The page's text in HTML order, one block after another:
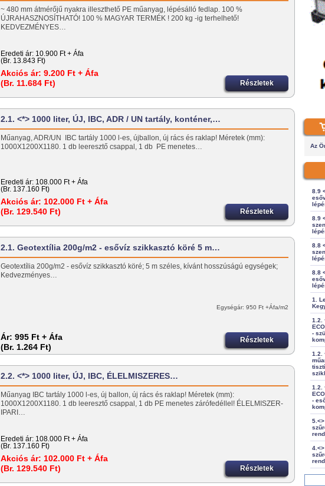
~ 480 mm átmérőjű nyakra illeszthető PE műanyag, lépésálló fedlap. 100 %
ÚJRAHASZNOSÍTHATÓ! 100 % MAGYAR TERMÉK ! 200 kg -ig terhelhető!
KEDVEZMÉNYES…
Eredeti ár: 10.900 Ft + Áfa
(Br. 13.843 Ft)
Akciós ár: 9.200 Ft + Áfa
(Br. 11.684 Ft)
Részletek
2.1. <*> 1000 liter, ÚJ, IBC, ADR / UN tartály, konténer,…
Műanyag, ADR/UN IBC tartály 1000 l-es, újballon, új rács és raklap! Méretek (mm):
1000X1200X1180. 1 db leeresztő csappal, 1 db PE menetes…
Eredeti ár: 108.000 Ft + Áfa
(Br. 137.160 Ft)
Akciós ár: 102.000 Ft + Áfa
(Br. 129.540 Ft)
Részletek
2.1. Geotextília 200g/m2 - esővíz szikkasztó köré 5 m…
Geotextília 200g/m2 - esővíz szikkasztó köré; 5 m széles, kívánt hosszúságú egységek;
Kedvezményes…
Ár: 995 Ft + Áfa
(Br. 1.264 Ft)
Egységár: 950 Ft +Áfa/m2
Részletek
2.2. <*> 1000 liter, ÚJ, IBC, ÉLELMISZERES…
Műanyag IBC tartály 1000 l-es, új ballon, új rács és raklap! Méretek (mm):
1000X1200X1180. 1 db leeresztő csappal, 1 db PE menetes zárófedéllel! ÉLELMISZER-
IPARI…
Eredeti ár: 108.000 Ft + Áfa
(Br. 137.160 Ft)
Akciós ár: 102.000 Ft + Áfa
(Br. 129.540 Ft)
Részletek
Az
8.9
8.9
8.8
8.8
1.
1.2.
-
1.2.
1.2.
-